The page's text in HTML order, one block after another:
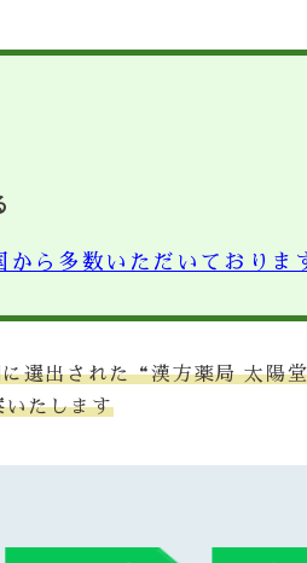
から多数いただいておりま
選出された“漢方薬局 太陽
いたします